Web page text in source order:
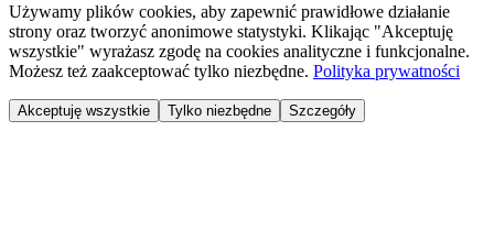
Używamy plików cookies, aby zapewnić prawidłowe działanie
strony oraz tworzyć anonimowe statystyki. Klikając "Akceptuję
wszystkie" wyrażasz zgodę na cookies analityczne i funkcjonalne.
Możesz też zaakceptować tylko niezbędne. Polityka prywatności
Akceptuję wszystkie Tylko niezbędne Szczegóły